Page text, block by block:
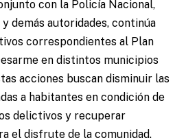
con la Policía Nacional,
demás autoridades, continúa
correspondientes al Plan
en distintos municipios
acciones buscan disminuir las
a habitantes en condición de
delictivos y recuperar
el disfrute de la comunidad.